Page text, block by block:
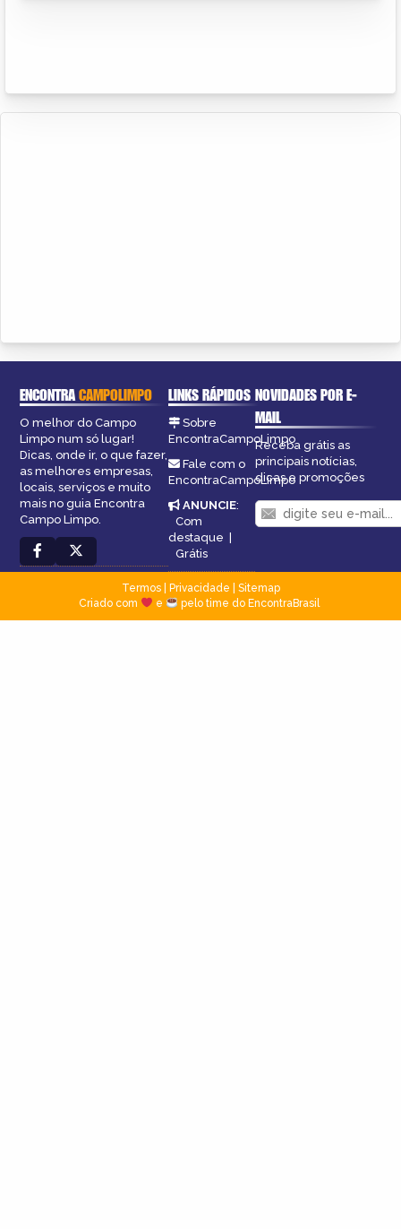
ENCONTRACAMPOLIMPO
O melhor do Campo
Limpo num só lugar!
Dicas, onde ir, o que fazer,
as melhores empresas,
locais, serviços e muito
mais no guia Encontra
Campo Limpo.
LINKS RÁPIDOS
Sobre
EncontraCampoLimpo
Fale com o
EncontraCampoLimpo
ANUNCIE:
Com
destaque |
Grátis
NOVIDADES POR E-
MAIL
Receba grátis as
principais notícias,
dicas e promoções
Termos| Privacidade
Sitemap
Criado com
e pelo time do EncontraBrasil